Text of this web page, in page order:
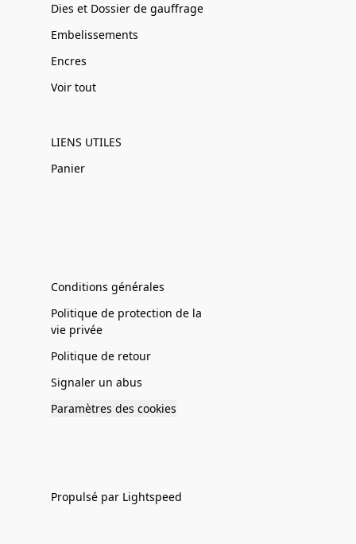
Dies et Dossier de gauffrage
Embelissements
Encres
Voir tout
LIENS UTILES
Panier
Conditions générales
Politique de protection de la
vie privée
Politique de retour
Signaler un abus
Paramètres des cookies
Propulsé par Lightspeed